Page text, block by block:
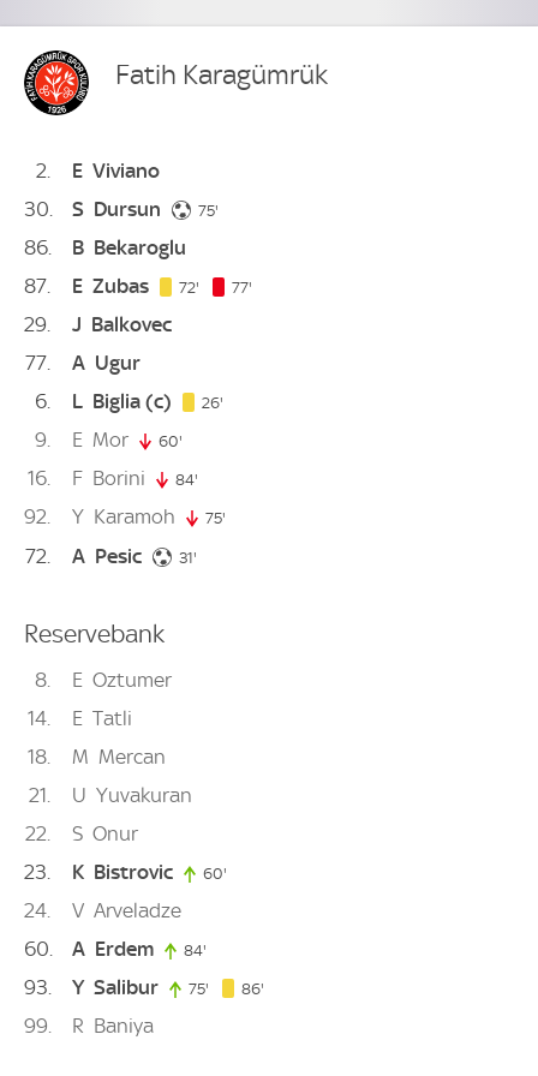
Fatih Karagümrük
2 E Viviano
30
S Dursun 75'
86 B Bekaroglu
87
E Zubas 72' 72. minute
77'
29 J Balkovec
77
A Ugur
6
L Biglia (c) 26'
9 E Mor 60'
16 F Borini 84'
92 Y Karamoh 75'
72 A Pesic 31'
Reservebank
8 E Oztumer
14
E Tatli
18
M Mercan
21
U Yuvakuran
22
S Onur
23
K Bistrovic 60'
24 V Arveladze
60
A Erdem 84'
93 Y Salibur 75' 75. minute
86'
99 R Baniya